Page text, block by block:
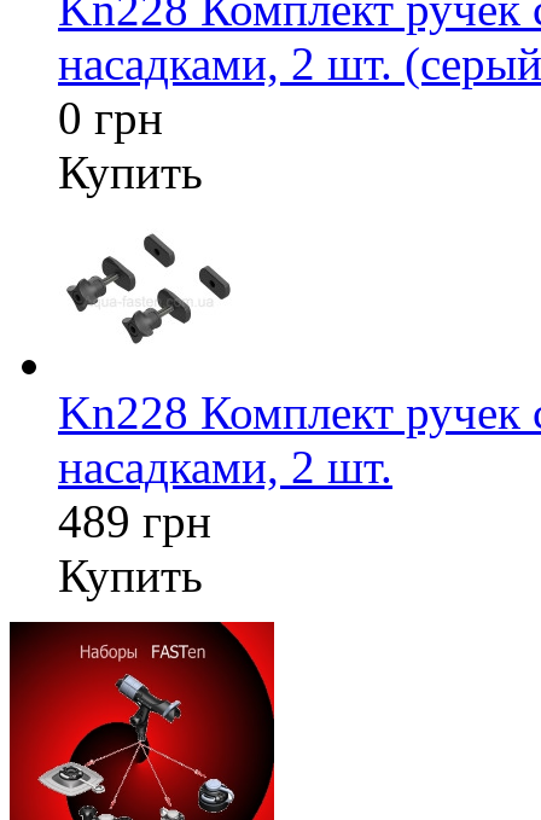
насадками, 2 шт.
0 грн
Купить
Kn228 Комплект
насадками, 2 шт.
489 грн
Купить